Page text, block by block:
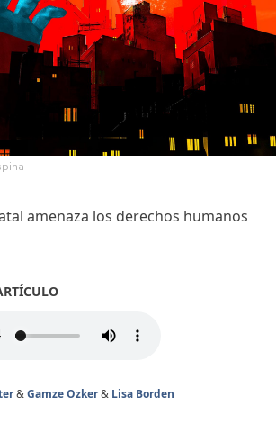
amenaza los derechos humanos
&Gamze Ozker& Lisa Borden